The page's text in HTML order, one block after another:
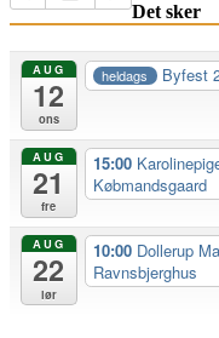
Det sker
AUG
12
ons
heldags Byfest
AUG
21
fre
15:00
Købmandsgaard
AUG
22
lør
10:00 Dollerup
Ravnsbjerghus